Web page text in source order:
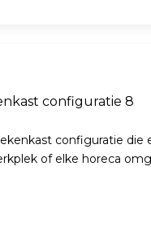
configuratie 8
configuratie die
of elke horeca